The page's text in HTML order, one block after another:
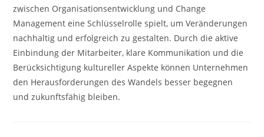
zwischen Organisationsentwicklung und Change
Management eine Schlüsselrolle spielt, um Veränderungen
nachhaltig und erfolgreich zu gestalten. Durch die aktive
Einbindung der Mitarbeiter, klare Kommunikation und die
Berücksichtigung kultureller Aspekte können Unternehmen
den Herausforderungen des Wandels besser begegnen
und zukunftsfähig bleiben.